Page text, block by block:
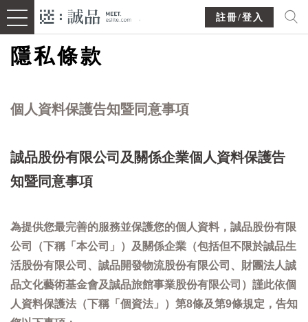
註冊/登入
隱私條款
個人資料保護告知暨同意事項
誠品股份有限公司及關係企業個人資料保護告
知暨同意事項
為提供您最完善的服務並保護您的個人資料，誠品股份有限
公司（下稱「本公司」）及關係企業（包括但不限於誠品生
活股份有限公司、誠品開發物流股份有限公司、財團法人誠
品文化藝術基金會及誠品旅館事業股份有限公司）謹此依個
人資料保護法（下稱「個資法」）第8條及第9條規定，告知